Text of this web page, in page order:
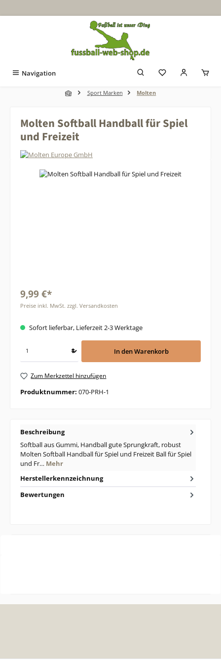
Navigation
Sport Marken Molten
Molten Softball Handball für Spiel
und Freizeit
Bildergalerie überspringen
9,99 €*
Preise inkl. MwSt. zzgl. Versandkosten
Sofort lieferbar, Lieferzeit 2-3 Werktage
In den Warenkorb
Zum Merkzettel hinzufügen
Produktnummer: 070-PRH-1
Beschreibung
Softball aus Gummi, Handball gute Sprungkraft, robust
Molten Softball Handball für Spiel und Freizeit Ball für Spiel
und Fr… Mehr
Herstellerkennzeichnung
Bewertungen